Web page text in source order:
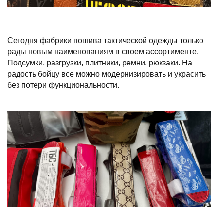
Сегодня фабрики пошива тактической одежды только
рады новым наименованиям в своем ассортименте.
Подсумки, разгрузки, плитники, ремни, рюкзаки. На
радость бойцу все можно модернизировать и украсить
без потери функциональности.